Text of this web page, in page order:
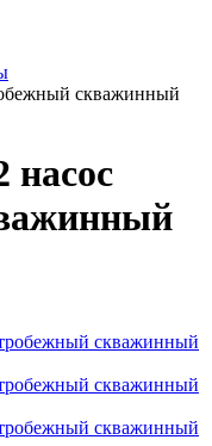
скважинный
насос